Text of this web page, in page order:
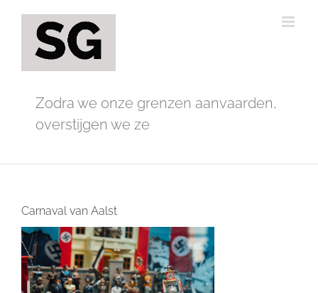
Zodra we onze grenzen aanvaarden,
overstijgen we ze
Carnaval van Aalst
Bekijk
grotere
afbeelding